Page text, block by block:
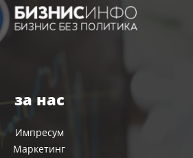
за нас
Импресум
Маркетинг